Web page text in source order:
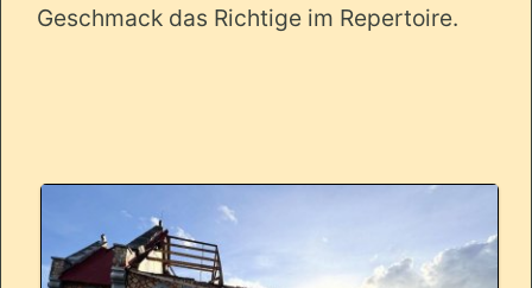
Geschmack das Richtige im Repertoire.